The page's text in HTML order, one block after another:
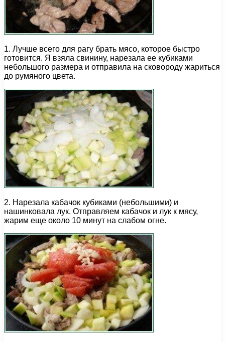
1. Лучше всего для рагу брать мясо, которое быстро
готовится. Я взяла свинину, нарезала ее кубиками
небольшого размера и отправила на сковороду жариться
до румяного цвета.
2. Нарезала кабачок кубиками (небольшими) и
нашинковала лук. Отправляем кабачок и лук к мясу,
жарим еще около 10 минут на слабом огне.